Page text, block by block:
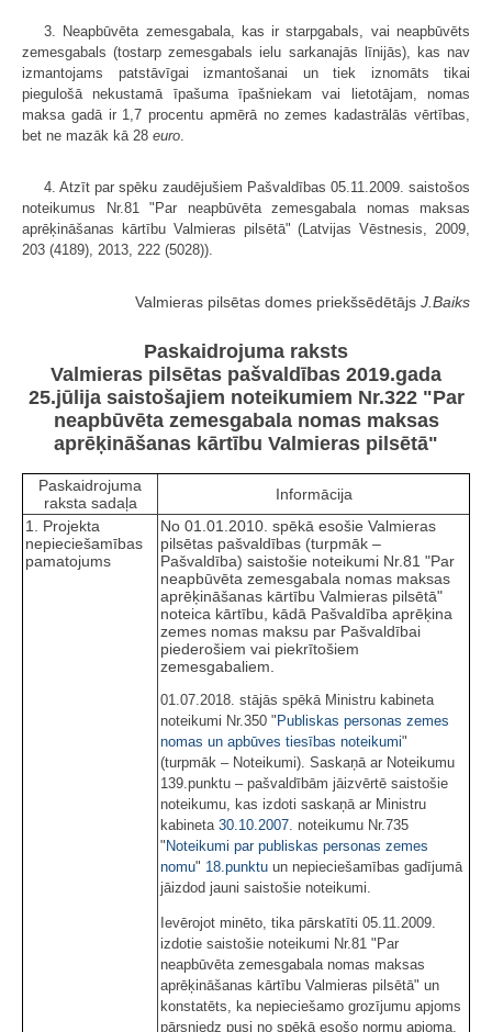
3. Neapbūvēta zemesgabala, kas ir starpgabals, vai neapbūvēts
zemesgabals (tostarp zemesgabals ielu sarkanajās līnijās), kas nav
izmantojams patstāvīgai izmantošanai un tiek iznomāts tikai
piegulošā nekustamā īpašuma īpašniekam vai lietotājam, nomas
maksa gadā ir 1,7 procentu apmērā no zemes kadastrālās vērtības,
bet ne mazāk kā 28 euro
4. Atzīt par spēku zaudējušiem Pašvaldības 05.11.2009. saistošos
noteikumus Nr.81 "Par neapbūvēta zemesgabala nomas maksas
aprēķināšanas kārtību Valmieras pilsētā" (Latvijas Vēstnesis, 2009,
203 (4189), 2013, 222 (5028)).
Valmieras pilsētas domes priekšsēdētājs J.Baiks
Paskaidrojuma raksts
Valmieras pilsētas pašvaldības 2019.gada
25.jūlija saistošajiem noteikumiem Nr.322 "Par
neapbūvēta zemesgabala nomas maksas
aprēķināšanas kārtību Valmieras pilsētā"
Paskaidrojuma
raksta sadaļa
Informācija
1. Projekta
nepieciešamības
pamatojums
No 01.01.2010. spēkā esošie Valmieras
pilsētas pašvaldības (turpmāk –
Pašvaldība) saistošie noteikumi Nr.81 "Par
neapbūvēta zemesgabala nomas maksas
aprēķināšanas kārtību Valmieras pilsētā"
noteica kārtību, kādā Pašvaldība aprēķina
zemes nomas maksu par Pašvaldībai
piederošiem vai piekrītošiem
zemesgabaliem.
01.07.2018. stājās spēkā Ministru kabineta
noteikumi Nr.350 "Publiskas personas zemes
nomas un apbūves tiesības noteikumi"
(turpmāk – Noteikumi). Saskaņā ar Noteikumu
139.punktu – pašvaldībām jāizvērtē saistošie
noteikumu, kas izdoti saskaņā ar Ministru
kabineta 30.10.2007. noteikumu Nr.735
"Noteikumi par publiskas personas zemes
nomu" 18.punktu un nepieciešamības gadījumā
jāizdod jauni saistošie noteikumi.
Ievērojot minēto, tika pārskatīti 05.11.2009.
izdotie saistošie noteikumi Nr.81 "Par
neapbūvēta zemesgabala nomas maksas
aprēķināšanas kārtību Valmieras pilsētā" un
konstatēts, ka nepieciešamo grozījumu apjoms
pārsniedz pusi no spēkā esošo normu apjoma,